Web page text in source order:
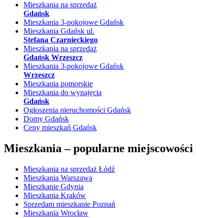
Mieszkania na sprzedaż
Gdańsk
Mieszkania 3-pokojowe Gdańsk
Mieszkania Gdańsk ul.
Stefana Czarnieckiego
Mieszkania na sprzedaż
Gdańsk Wrzeszcz
Mieszkania 3-pokojowe Gdańsk
Wrzeszcz
Mieszkania pomorskie
Mieszkania do wynajęcia
Gdańsk
Ogłoszenia nieruchomości Gdańsk
Domy Gdańsk
Ceny mieszkań Gdańsk
Mieszkania –popularne miejscowości
Mieszkania na sprzedaż Łódź
Mieszkania Warszawa
Mieszkanie Gdynia
Mieszkania Kraków
Sprzedam mieszkanie Poznań
Mieszkania Wrocław